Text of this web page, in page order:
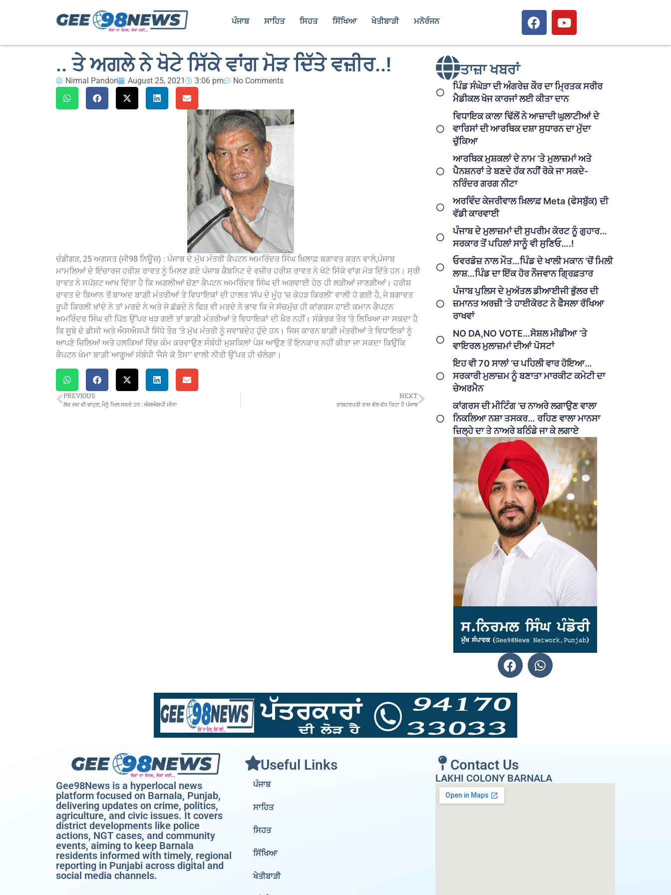
ਪੰਜਾਬ ਸਾਹਿਤ ਸਿਹਤ ਸਿੱਖਿਆ ਖੇਤੀਬਾੜੀ ਮਨੋਰੰਜਨ
.. ਤੇ ਅਗਲੇ ਨੇ ਖੋਟੇ ਸਿੱਕੇ ਵਾਂਗ ਮੋੜ ਦਿੱਤੇ ਵਜ਼ੀਰ..!
Nirmal Pandori August 25, 2021 3:06 pm No Comments
ਚੰਡੀਗੜ, 25 ਅਗਸਤ (ਜੀ98 ਨਿਊਜ਼) : ਪੰਜਾਬ ਦੇ ਮੁੱਖ ਮੰਤਰੀ ਕੈਪਟਨ ਅਮਰਿੰਦਰ ਸਿੰਘ ਖ਼ਿਲਾਫ਼ ਬਗਾਵਤ ਕਰਨ ਵਾਲੇ,ਪੰਜਾਬ
ਮਾਮਲਿਆਂ ਦੇ ਇੰਚਾਰਜ ਹਰੀਸ਼ ਰਾਵਤ ਨੂੰ ਮਿਲਣ ਗਏ ਪੰਜਾਬ ਕੈਬਨਿਟ ਦੇ ਵਜ਼ੀਰ ਹਰੀਸ਼ ਰਾਵਤ ਨੇ ਖੋਟੇ ਸਿੱਕੇ ਵਾਂਗ ਮੋੜ ਦਿੱਤੇ ਹਨ। ਸ੍ਰੀ
ਰਾਵਤ ਨੇ ਸਪੱਸ਼ਟ ਆਖ ਦਿੱਤਾ ਹੈ ਕਿ ਅਗਲੀਆਂ ਚੋਣਾ ਕੈਪਟਨ ਅਮਰਿੰਦਰ ਸਿੰਘ ਦੀ ਅਗਵਾਈ ਹੇਠ ਹੀ ਲੜੀਆਂ ਜਾਣਗੀਆਂ। ਹਰੀਸ਼
ਰਾਵਤ ਦੇ ਬਿਆਨ ਤੋਂ ਬਾਅਦ ਬਾਗ਼ੀ ਮੰਤਰੀਆਂ ਤੇ ਵਿਧਾਇਕਾਂ ਦੀ ਹਾਲਤ ‘ਸੱਪ ਦੇ ਮੂੰਹ ’ਚ ਕੋਹੜ ਕਿਰਲੀ’ ਵਾਲੀ ਹੋ ਗਈ ਹੈ, ਜੇ ਬਗਾਵਤ
ਰੂਪੀ ਕਿਰਲੀ ਖਾਂਦੇ ਨੇ ਤਾਂ ਮਰਦੇ ਨੇ ਅਤੇ ਜੇ ਛੱਡਦੇ ਨੇ ਫਿਰ ਵੀ ਮਰਦੇ ਨੇ ਭਾਵ ਕਿ ਜੇ ਸੱਚਮੁੱਚ ਹੀ ਕਾਂਗਰਸ ਹਾਈ ਕਮਾਨ ਕੈਪਟਨ
ਅਮਰਿੰਦਰ ਸਿੰਘ ਦੀ ਪਿੱਠ ਉੱਪਰ ਖੜ ਗਈ ਤਾਂ ਬਾਗ਼ੀ ਮੰਤਰੀਆਂ ਤੇ ਵਿਧਾਇਕਾਂ ਦੀ ਖ਼ੈਰ ਨਹੀਂ। ਸੰਕੇਤਕ ਤੌਰ ’ਤੇ ਲਿਖਿਆ ਜਾ ਸਕਦਾ ਹੈ
ਕਿ ਸੂਬੇ ਦੇ ਡੀਸੀ ਅਤੇ ਐਸਐਸਪੀ ਸਿੱਧੇ ਤੌਰ ’ਤੇ ਮੁੱਖ ਮੰਤਰੀ ਨੂੰ ਜਵਾਬਦੇਹ ਹੁੰਦੇ ਹਨ। ਜਿਸ ਕਾਰਨ ਬਾਗ਼ੀ ਮੰਤਰੀਆਂ ਤੇ ਵਿਧਾਇਕਾਂ ਨੂੰ
ਆਪਣੇ ਜ਼ਿਲਿਆਂ ਅਤੇ ਹਲਕਿਆਂ ਵਿੱਚ ਕੰਮ ਕਰਵਾਉਣ ਸੰਬੰਧੀ ਮੁਸ਼ਕਿਲਾਂ ਪੇਸ਼ ਆਉਣ ਤੋਂ ਇਨਕਾਰ ਨਹੀਂ ਕੀਤਾ ਜਾ ਸਕਦਾ ਕਿਉਂਕਿ
ਕੈਪਟਨ ਖ਼ੇਮਾ ਬਾਗ਼ੀ ਆਗੂਆਂ ਸੰਬੰਧੀ ‘ਜੈਸੇ ਕੋ ਤੈਸਾ’ ਵਾਲੀ ਨੀਤੀ ਉੱਪਰ ਹੀ ਚੱਲੇਗਾ।
PREVIOUS
ਲੋਕ ਜਦ ਵੀ ਚਾਹੁਣ, ਮੈਨੂੰ ਮਿਲ ਸਕਦੇ ਹਨ : ਐਸਐਸਪੀ ਮੀਨਾ
NEXT
ਰਾਸ਼ਟਰਪਤੀ ਰਾਜ ਵੱਲ ਵੱਧ ਰਿਹਾ ਹੈ ਪੰਜਾਬ
ਤਾਜ਼ਾ ਖਬਰਾਂ
ਪਿੰਡ ਸੰਘੇੜਾ ਦੀ ਅੰਗਰੇਜ਼ ਕੌਰ ਦਾ ਮ੍ਰਿਤਕ ਸਰੀਰ
ਮੈਡੀਕਲ ਖੋਜ ਕਾਰਜਾਂ ਲਈ ਕੀਤਾ ਦਾਨ
ਵਿਧਾਇਕ ਕਾਲਾ ਢਿੱਲੋਂ ਨੇ ਆਜ਼ਾਦੀ ਘੁਲਾਟੀਆਂ ਦੇ
ਵਾਰਿਸਾਂ ਦੀ ਆਰਥਿਕ ਦਸ਼ਾ ਸੁਧਾਰਨ ਦਾ ਮੁੱਦਾ
ਚੁੱਕਿਆ
ਆਰਥਿਕ ਮੁਸ਼ਕਲਾਂ ਦੇ ਨਾਮ ‘ਤੇ ਮੁਲਾਜ਼ਮਾਂ ਅਤੇ
ਪੈਨਸ਼ਨਰਾਂ ਤੇ ਬਣਦੇ ਹੱਕ ਨਹੀਂ ਰੋਕੇ ਜਾ ਸਕਦੇ-
ਨਰਿੰਦਰ ਗਰਗ ਨੀਟਾ
ਅਰਵਿੰਦ ਕੇਜਰੀਵਾਲ ਖ਼ਿਲਾਫ਼ Meta (ਫੇਸਬੁੱਕ) ਦੀ
ਵੱਡੀ ਕਾਰਵਾਈ
ਪੰਜਾਬ ਦੇ ਮੁਲਾਜ਼ਮਾਂ ਦੀ ਸੁਪਰੀਮ ਕੋਰਟ ਨੂੰ ਗੁਹਾਰ…
ਸਰਕਾਰ ਤੋਂ ਪਹਿਲਾਂ ਸਾਨੂੰ ਵੀ ਸੁਣਿਓ….!
ਓਵਰਡੋਜ਼ ਨਾਲ ਮੌਤ…ਪਿੰਡ ਦੇ ਖਾਲੀ ਮਕਾਨ ‘ਚੋਂ ਮਿਲੀ
ਲਾਸ਼…ਪਿੰਡ ਦਾ ਇੱਕ ਹੋਰ ਨੌਜਵਾਨ ਗ੍ਰਿਫ਼ਤਾਰ
ਪੰਜਾਬ ਪੁਲਿਸ ਦੇ ਮੁਅੱਤਲ ਡੀਆਈਜੀ ਭੁੱਲਰ ਦੀ
ਜ਼ਮਾਨਤ ਅਰਜ਼ੀ ‘ਤੇ ਹਾਈਕੋਰਟ ਨੇ ਫੈਸਲਾ ਰੱਖਿਆ
ਰਾਖਵਾਂ
NO DA,NO VOTE…ਸੋਸ਼ਲ ਮੀਡੀਆ ‘ਤੇ
ਵਾਇਰਲ ਮੁਲਾਜ਼ਮਾਂ ਦੀਆਂ ਪੋਸਟਾਂ
ਇਹ ਵੀ 70 ਸਾਲਾਂ ‘ਚ ਪਹਿਲੀ ਵਾਰ ਹੋਇਆ…
ਸਰਕਾਰੀ ਮੁਲਾਜ਼ਮ ਨੂੰ ਬਣਾਤਾ ਮਾਰਕੀਟ ਕਮੇਟੀ ਦਾ
ਚੇਅਰਮੈਨ
ਕਾਂਗਰਸ ਦੀ ਮੀਟਿੰਗ ‘ਚ ਨਾਅਰੇ ਲਗਾਉਣ ਵਾਲਾ
ਨਿਕਲਿਆ ਨਸ਼ਾ ਤਸਕਰ… ਰਹਿਣ ਵਾਲਾ ਮਾਨਸਾ
ਜ਼ਿਲ੍ਹੇ ਦਾ ਤੇ ਨਾਅਰੇ ਬਠਿੰਡੇ ਜਾ ਕੇ ਲਗਾਏ
Gee98News is a hyperlocal news
platform focused on Barnala, Punjab,
delivering updates on crime, politics,
agriculture, and civic issues. It covers
district developments like police
actions, NGT cases, and community
events, aiming to keep Barnala
residents informed with timely, regional
reporting in Punjabi across digital and
social media channels.
Useful Links
ਪੰਜਾਬ
ਸਾਹਿਤ
ਸਿਹਤ
ਸਿੱਖਿਆ
ਖੇਤੀਬਾੜੀ
Contact Us
LAKHI COLONY BARNALA